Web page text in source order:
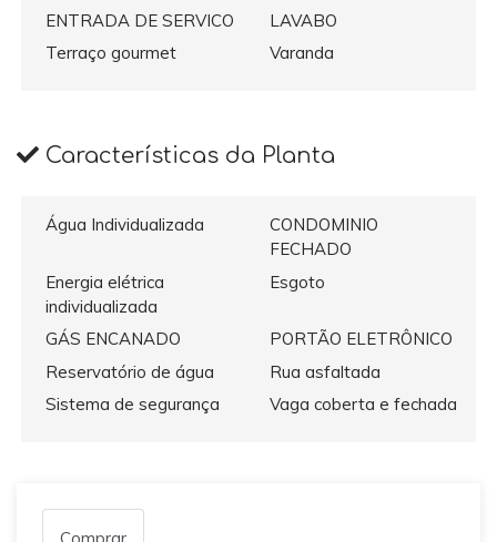
ENTRADA DE SERVICO
LAVABO
Terraço gourmet
Varanda
Características da Planta
Água Individualizada
CONDOMINIO
FECHADO
Energia elétrica
individualizada
Esgoto
GÁS ENCANADO
PORTÃO ELETRÔNICO
Reservatório de água
Rua asfaltada
Sistema de segurança
Vaga coberta e fechada
Comprar